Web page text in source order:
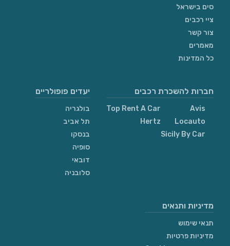
סים בישראל
ציי רכבים
צור קשר
מאמרים
כל המדינות
חברות להשכרת רכבים
Avis
Locauto
Sicily By Car
Top Rent A Car
Hertz
יעדים פופולריים
בולגריה
תל אביב
בנסקו
סופיה
דובאי
סלובניה
מדיניות ותנאים
תנאי שימוש
מדיניות פרטיות